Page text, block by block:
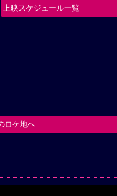
上映スケジュール一覧
ロケ地へ